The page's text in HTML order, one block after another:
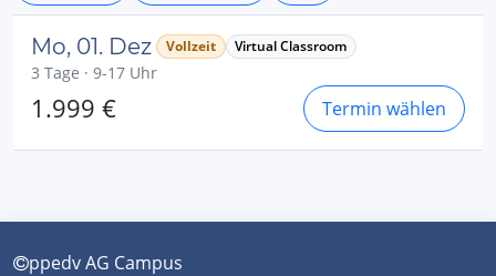
Mo, 01. Dez Vollzeit Virtual Classroom
3 Tage · 9-17 Uhr
1.999 € Termin wählen
ppedv AG Campus